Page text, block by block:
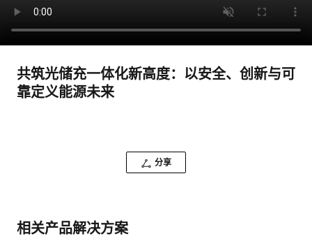
共筑光储充一体化新高度：以安全、创新与可
靠定义能源未来
分享
相关产品解决方案